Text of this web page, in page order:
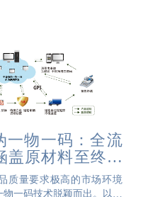
其独特的优势，成为了智
一物一码：全流
盖原材料至终端
质量要求极高的市场环境
物一码技术脱颖而出。以其